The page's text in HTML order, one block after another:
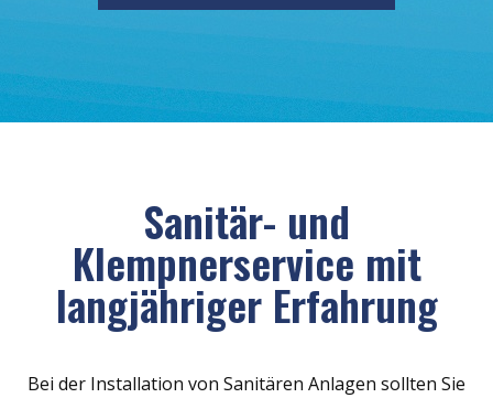
Sanitär- und
Klempnerservice mit
langjähriger Erfahrung
Bei der Installation von Sanitären Anlagen sollten Sie